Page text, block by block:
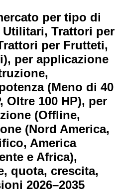
per tipo di
Trattori per
per Frutteti,
per applicazione
(Meno di 40
Oltre 100 HP), per
(Offline,
(Nord America,
America
e Africa),
quota, crescita,
2026–2035